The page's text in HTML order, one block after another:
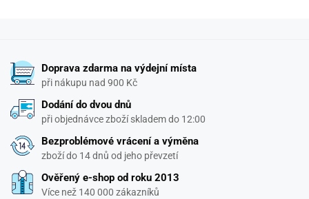
Doprava zdarma na výdejní místa
při nákupu nad 900 Kč
Dodání do dvou dnů
při objednávce zboží skladem do 12:00
Bezproblémové vrácení a výměna
zboží do 14 dnů od jeho převzetí
Ověřený e-shop od roku 2013
Více než 140 000 zákazníků